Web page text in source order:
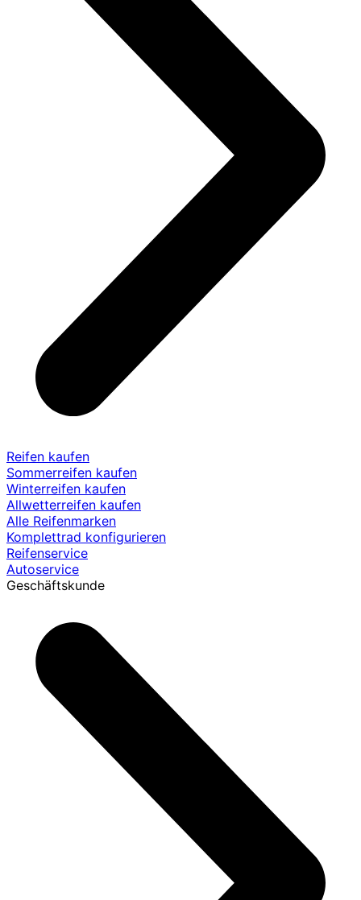
Reifen kaufen
Sommerreifen kaufen
Winterreifen kaufen
Allwetterreifen kaufen
Alle Reifenmarken
Komplettrad konfigurieren
Reifenservice
Autoservice
Geschäftskunde